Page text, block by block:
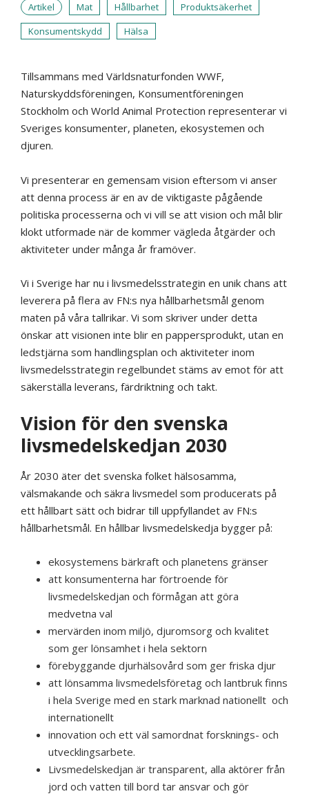
Artikel Mat Hållbarhet
Produktsäkerhet
Konsumentskydd
Hälsa
Tillsammans med Världsnaturfonden WWF,
Naturskyddsföreningen, Konsumentföreningen
Stockholm och World Animal Protection representerar vi
Sveriges konsumenter, planeten, ekosystemen och
djuren.
Vi presenterar en gemensam vision eftersom vi anser
att denna process är en av de viktigaste pågående
politiska processerna och vi vill se att vision och mål blir
klokt utformade när de kommer vägleda åtgärder och
aktiviteter under många år framöver.
Vi i Sverige har nu i livsmedelsstrategin en unik chans att
leverera på flera av FN:s nya hållbarhetsmål genom
maten på våra tallrikar. Vi som skriver under detta
önskar att visionen inte blir en pappersprodukt, utan en
ledstjärna som handlingsplan och aktiviteter inom
livsmedelsstrategin regelbundet stäms av emot för att
säkerställa leverans, färdriktning och takt.
Vision för den svenska
livsmedelskedjan 2030
År 2030 äter det svenska folket hälsosamma,
välsmakande och säkra livsmedel som producerats på
ett hållbart sätt och bidrar till uppfyllandet av FN:s
hållbarhetsmål. En hållbar livsmedelskedja bygger på:
ekosystemens bärkraft och planetens gränser
att konsumenterna har förtroende för
livsmedelskedjan och förmågan att göra
medvetna val
mervärden inom miljö, djuromsorg och kvalitet
som ger lönsamhet i hela sektorn
förebyggande djurhälsovård som ger friska djur
att lönsamma livsmedelsföretag och lantbruk finns
i hela Sverige med en stark marknad nationellt och
internationellt
innovation och ett väl samordnat forsknings- och
utvecklingsarbete.
Livsmedelskedjan är transparent, alla aktörer från
jord och vatten till bord tar ansvar och gör